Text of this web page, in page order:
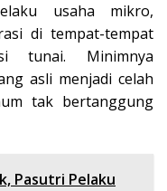
usaha mikro,
di tempat-tempat
tunai. Minimnya
asli menjadi celah
tak bertanggung
Pasutri Pelaku